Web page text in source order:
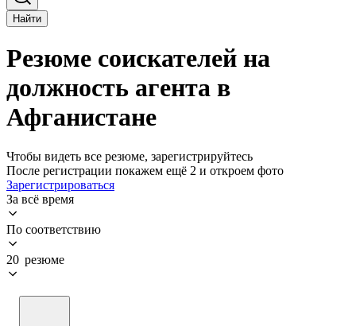
Найти
Резюме соискателей на
должность агента в
Афганистане
Чтобы видеть все резюме, зарегистрируйтесь
После регистрации покажем ещё 2 и откроем фото
Зарегистрироваться
За всё время
По соответствию
20 резюме